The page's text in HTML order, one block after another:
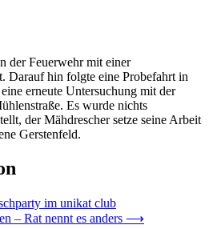
der Feuerwehr mit einer
Darauf hin folgte eine Probefahrt in
erneute Untersuchung mit der
Es wurde nichts
der Mähdrescher setze seine Arbeit
Gerstenfeld.
im unikat club
– Rat nennt es anders ⟶